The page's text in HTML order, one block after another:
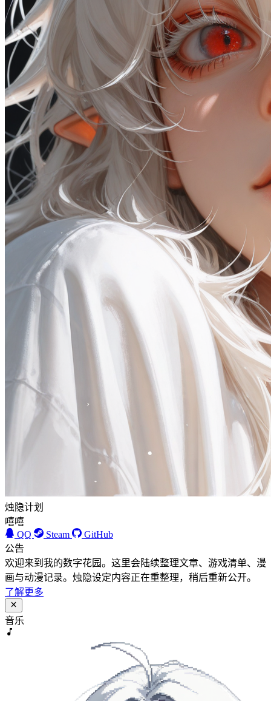
烛隐计划
嘻嘻
QQ
Steam
GitHub
公告
欢迎来到我的数字花园。这里会陆续整理文章、游戏清单、漫
画与动漫记录。烛隐设定内容正在重整理，稍后重新公开。
了解更多
音乐